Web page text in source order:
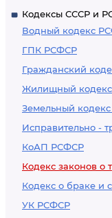
Кодексы СССР и
Водный кодекс
ГПК РСФСР
Гражданский
Жилищный
Земельный
Исправительно -
КоАП РСФСР
Кодекс законов о
Кодекс о браке и
УК РСФСР